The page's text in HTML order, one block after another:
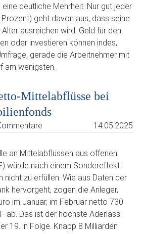
deutliche Mehrheit: Nur gut jeder
geht davon aus, dass seine
ausreichen wird. Geld für den
oder investieren können indes,
gerade die Arbeitnehmer mit
am wenigsten.
Mittelabflüsse bei
14.05.2025
an Mittelabflüssen aus offenen
würde nach einem Sondereffekt
nicht zu erfüllen. Wie aus Daten der
hervorgeht, zogen die Anleger,
im Januar, im Februar netto 730
ab. Das ist der höchste Aderlass
19. in Folge. Knapp 8 Milliarden